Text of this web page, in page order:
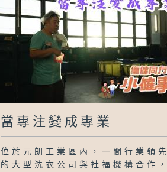
當專注變成專業
位於元朗工業區內，一間行業領先
的大型洗衣公司與社福機構合作，